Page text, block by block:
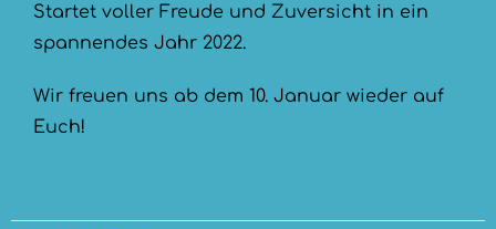
Startet voller Freude und Zuversicht in ein
spannendes Jahr 2022.
Wir freuen uns ab dem 10. Januar wieder auf
Euch!